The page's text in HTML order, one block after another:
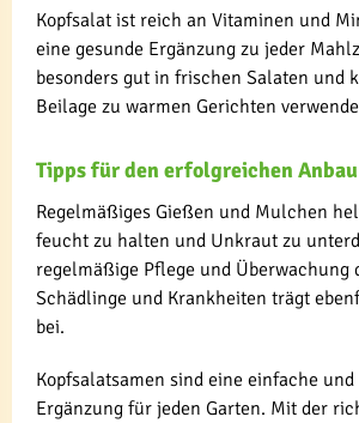
Kopfsalat ist reich an Vitaminen und
eine gesunde Ergänzung zu jeder
besonders gut in frischen Salaten und
Beilage zu warmen Gerichten
Tipps für den erfolgreichen Anbau
Regelmäßiges Gießen und Mulchen
feucht zu halten und Unkraut zu
regelmäßige Pflege und Überwachung
Schädlinge und Krankheiten trägt
bei.
Kopfsalatsamen sind eine einfache
Ergänzung für jeden Garten. Mit der